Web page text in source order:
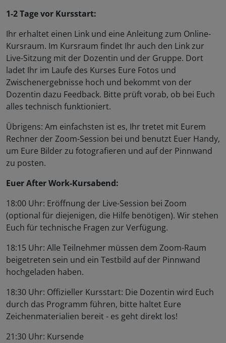
1-2 Tage vor Kursstart:
Ihr erhaltet einen Link und eine Anleitung zum Online-
Kursraum. Im Kursraum findet Ihr auch den Link zur
Live-Sitzung mit der Dozentin und der Gruppe. Dort
ladet Ihr im Laufe des Kurses Eure Fotos und
Zwischenergebnisse hoch und bekommt von der
Dozentin dazu Feedback. Bitte prüft vorab, ob bei Euch
alles technisch funktioniert.
Übrigens: Am einfachsten ist es, Ihr tretet mit Eurem
Rechner der Zoom-Session bei und benutzt Euer Handy,
um Eure Bilder zu fotografieren und auf der Pinnwand
zu posten.
Euer After Work-Kursabend:
18:00 Uhr: Eröffnung der Live-Session bei Zoom
(optional für diejenigen, die Hilfe benötigen). Wir stehen
Euch für technische Fragen zur Verfügung.
18:15 Uhr: Alle Teilnehmer müssen dem Zoom-Raum
beigetreten sein und ein Testbild auf der Pinnwand
hochgeladen haben.
18:30 Uhr: Offizieller Kursstart: Die Dozentin wird Euch
durch das Programm führen, bitte haltet Eure
Zeichenmaterialien bereit - es geht direkt los!
21:30 Uhr: Kursende